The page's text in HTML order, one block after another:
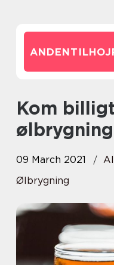
Kom billigt i gang med
ølbrygning
09 March 2021
Ølbrygning